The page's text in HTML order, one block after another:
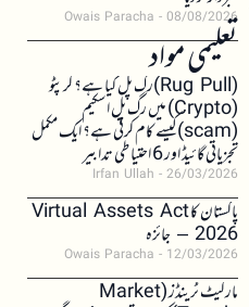
Owais Paracha 08/08/2026
تعلیمی مواد(Rug Pull)رگ پل کیا ہے؟ کرپٹو
(Crypto) میں رگ پل اسکیم
(scam)کیسے کام کرتی ہے؟ ایک مکمل
تجزیاتی گائیڈ اور 6 احتیاطی تدابیر
Irfan Ullah 26/03/2026
پاکستان کا Virtual Assets Act
2026 – جائزہ
Owais Paracha 12/03/2026
مارکیٹ ٹرینڈز (Market